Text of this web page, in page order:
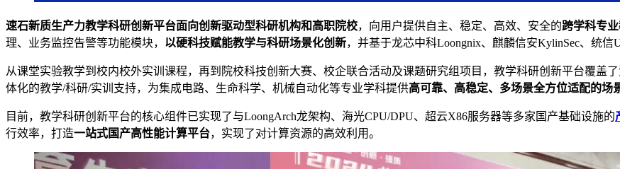
速石新质生产力教学科研创新平台面向创新驱动型科研机构和高职院校，向用户提供自主、稳定、高效、安全的跨学科专
理、业务监控告警等功能模块， 以硬科技赋能教学与科研场景化创新，并基于龙芯中科Loongnix、麒麟信安KylinSec、统信
从课堂实验教学到校内校外实训课程，再到院校科技创新大赛、校企联合活动及课题研究组项目，教学科研创新平台覆盖
体化的教学/科研/实训支持，为集成电路、生命科学、机械自动化等专业学科提供高可靠、高稳定、多场景全方位适配的场
目前，教学科研创新平台的核心组件已实现了与LoongArch龙架构、海光CPU/DPU、超云X86服务器等多家国产基础设施的
行效率，打造一站式国产高性能计算平台，实现了对计算资源的高效利用。